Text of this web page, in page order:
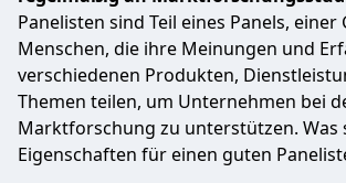
Panelisten sind Teil eines Panels, einer
Menschen, die ihre Meinungen und
verschiedenen Produkten,
Themen teilen, um Unternehmen bei
Marktforschung zu unterstützen. Was
Eigenschaften für einen guten